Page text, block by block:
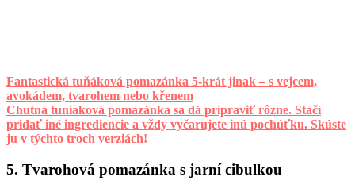
Fantastická tuňáková pomazánka 5-krát jinak – s vejcem,
avokádem, tvarohem nebo křenem
Chutná tuniaková pomazánka sa dá pripraviť rôzne. Stačí
pridať iné ingrediencie a vždy vyčarujete inú pochúťku. Skúste
ju v týchto troch verziách!
5. Tvarohová pomazánka s jarní cibulkou